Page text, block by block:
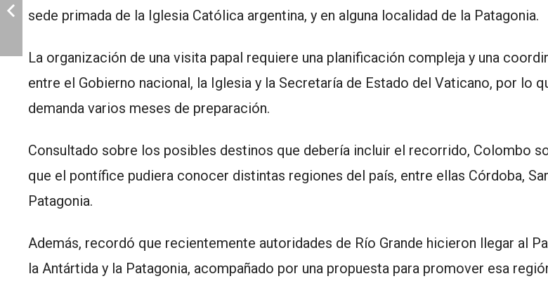
sede primada de la Iglesia Católica argentina, y en alguna localidad de la Patagonia.
La organización de una visita papal requiere una planificación compleja y una
entre el Gobierno nacional, la Iglesia y la Secretaría de Estado del Vaticano, por lo
demanda varios meses de preparación.
Consultado sobre los posibles destinos que debería incluir el recorrido, Colombo
que el pontífice pudiera conocer distintas regiones del país, entre ellas Córdoba,
Patagonia.
Además, recordó que recientemente autoridades de Río Grande hicieron llegar al
la Antártida y la Patagonia, acompañado por una propuesta para promover esa